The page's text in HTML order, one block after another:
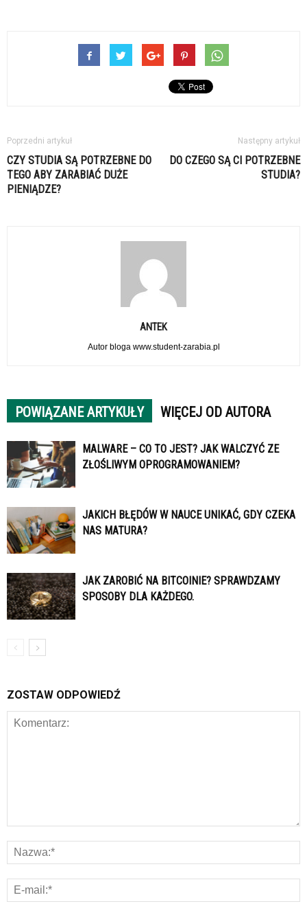
Poprzedni artykuł
CZY STUDIA SĄ POTRZEBNE DO
TEGO ABY ZARABIAĆ DUŻE
PIENIĄDZE?
Następny artykuł
DO CZEGO SĄ CI POTRZEBNE
STUDIA?
ANTEK
Autor bloga www.student-zarabia.pl
POWIĄZANE ARTYKUŁY WIĘCEJ OD AUTORA
MALWARE – CO TO JEST? JAK WALCZYĆ ZE
ZŁOŚLIWYM OPROGRAMOWANIEM?
JAKICH BŁĘDÓW W NAUCE UNIKAĆ, GDY CZEKA
NAS MATURA?
JAK ZAROBIĆ NA BITCOINIE? SPRAWDZAMY
SPOSOBY DLA KAŻDEGO.
ZOSTAW ODPOWIEDŹ